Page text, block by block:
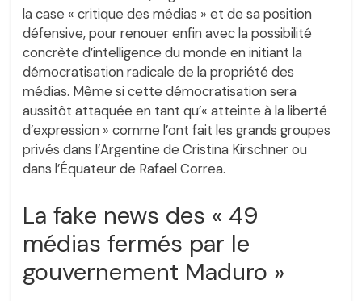
la case « critique des médias » et de sa position
défensive, pour renouer enfin avec la possibilité
concrète d’intelligence du monde en initiant la
démocratisation radicale de la propriété des
médias. Même si cette démocratisation sera
aussitôt attaquée en tant qu’« atteinte à la liberté
d’expression » comme l’ont fait les grands groupes
privés dans l’Argentine de Cristina Kirschner ou
dans l’Équateur de Rafael Correa.
La fake news des « 49
médias fermés par le
gouvernement Maduro »